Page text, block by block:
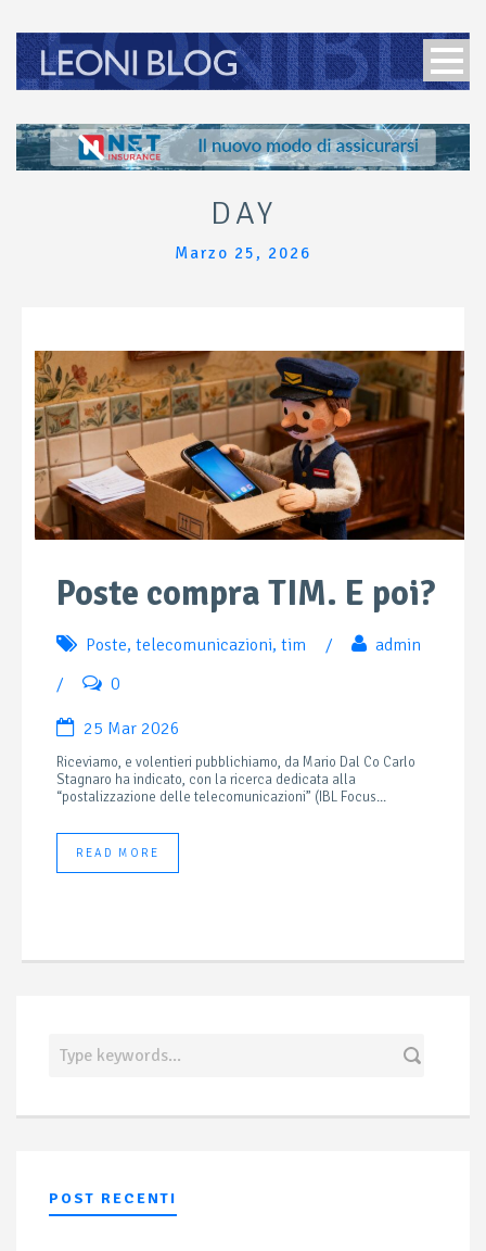
DAY
Marzo 25, 2026
Poste compra TIM. E poi?
Poste, telecomunicazioni, tim /
admin
/
0
25 Mar 2026
Riceviamo, e volentieri pubblichiamo, da Mario Dal Co Carlo
Stagnaro ha indicato, con la ricerca dedicata alla
“postalizzazione delle telecomunicazioni” (IBL Focus...
READ MORE
POST RECENTI